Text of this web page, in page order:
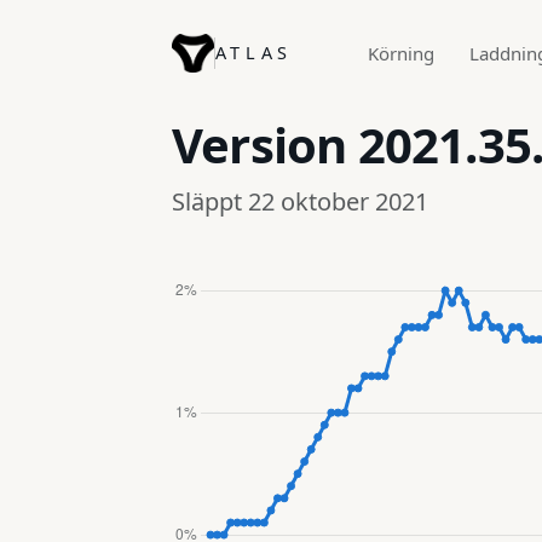
ATLAS Körning
Version
Släppt 22 oktober 2021